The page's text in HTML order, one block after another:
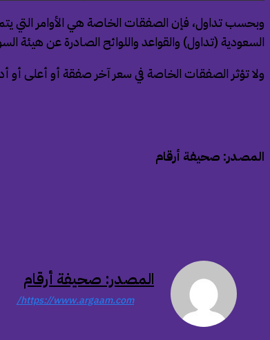
وبحسب تداول، فإن الصفقات الخاصة هي الأوامر التي
السعودية (تداول) والقواعد واللوائح الصادرة عن هيئة
ولا تؤثر الصفقات الخاصة في سعر آخر صفقة أو أعلى أو
المصدر: صحيفة أرقام
المصدر: صحيفة أرقام
https://www.argaam.com/